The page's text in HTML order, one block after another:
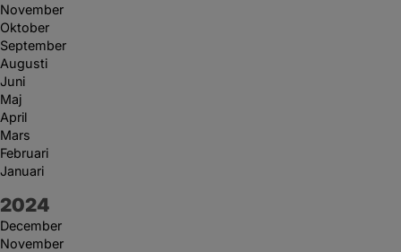
November
Oktober
September
Augusti
Juni
Maj
April
Mars
Februari
Januari
År:
2024
December
November